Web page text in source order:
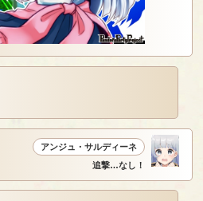
アンジュ・サルディーネ
追撃…なし！